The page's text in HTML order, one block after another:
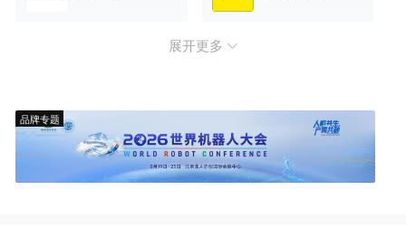
展开更多
品牌专题